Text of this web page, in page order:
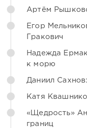
Артём
Егор
Гракович
Надежда
к морю
Даниил
Катя
«Щедрость»
границ